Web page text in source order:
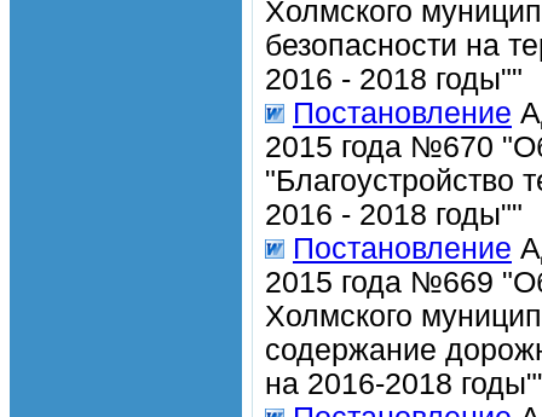
Холмского
безопасности на
2016 - 2018 годы""
Постановление
2015 года №670
"Благоустройство
2016 - 2018 годы""
Постановление
2015 года №669
Холмского
содержание
на 2016-2018